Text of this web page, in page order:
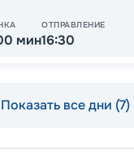
мин
ОТПРАВЛЕНИЕ
16:30
Показать все дни (7)